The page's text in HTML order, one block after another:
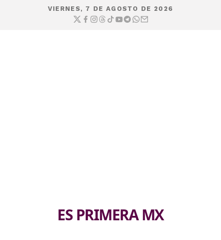
VIERNES, 7 DE AGOSTO DE 2026
ES PRIMERA MX